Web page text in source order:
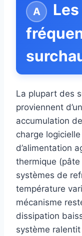
La plupart des
proviennent
accumulation
charge
d’alimentation
thermique
systèmes de
température
mécanisme
dissipation
système